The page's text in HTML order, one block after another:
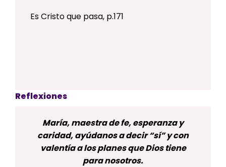
Es Cristo que pasa, p.171
Reflexiones
María, maestra de fe, esperanza y
caridad, ayúdanos a decir “sí” y con
valentía a los planes que Dios tiene
para nosotros.